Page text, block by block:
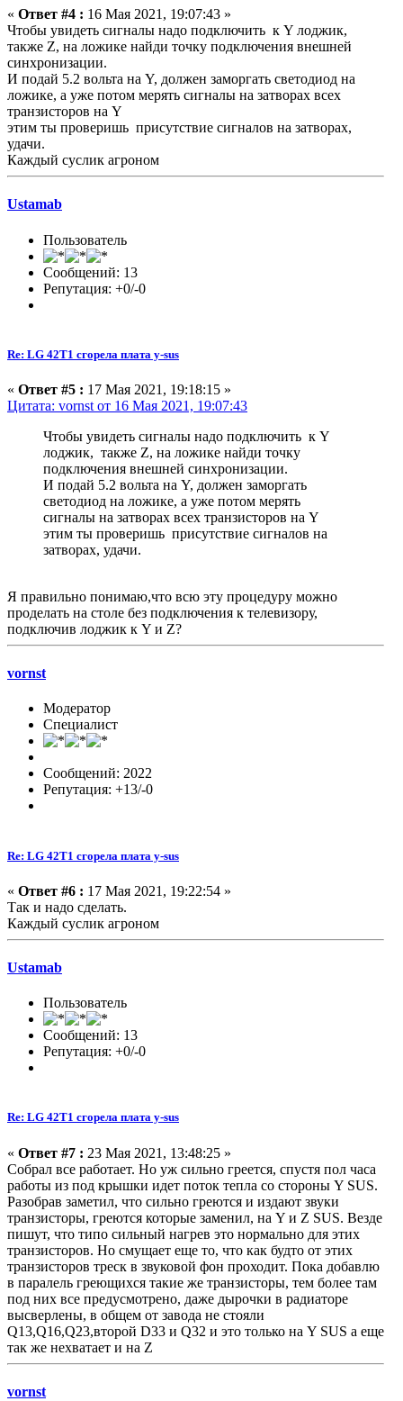
« Ответ #4 : 16 Мая 2021, 19:07:43 »
Чтобы увидеть сигналы надо подключить к Y лоджик,
также Z, на ложике найди точку подключения внешней
синхронизации.
И подай 5.2 вольта на Y, должен заморгать светодиод на
ложике, а уже потом мерять сигналы на затворах всех
транзисторов на Y
этим ты проверишь присутствие сигналов на затворах,
удачи.
Каждый суслик агроном
Ustamab
Пользователь
Сообщений: 13
Репутация: +0/-0
Re: LG 42T1 сгорела плата y-sus
« Ответ #5 : 17 Мая 2021, 19:18:15 »
Цитата: vornst от 16 Мая 2021, 19:07:43
Чтобы увидеть сигналы надо подключить к Y
лоджик, также Z, на ложике найди точку
подключения внешней синхронизации.
И подай 5.2 вольта на Y, должен заморгать
светодиод на ложике, а уже потом мерять
сигналы на затворах всех транзисторов на Y
этим ты проверишь присутствие сигналов на
затворах, удачи.
Я правильно понимаю,что всю эту процедуру можно
проделать на столе без подключения к телевизору,
подключив лоджик к Y и Z?
vornst
Модератор
Специалист
Сообщений: 2022
Репутация: +13/-0
Re: LG 42T1 сгорела плата y-sus
« Ответ #6 : 17 Мая 2021, 19:22:54 »
Так и надо сделать.
Каждый суслик агроном
Ustamab
Пользователь
Сообщений: 13
Репутация: +0/-0
Re: LG 42T1 сгорела плата y-sus
« Ответ #7 : 23 Мая 2021, 13:48:25 »
Собрал все работает. Но уж сильно греется, спустя пол часа
работы из под крышки идет поток тепла со стороны Y SUS.
Разобрав заметил, что сильно греются и издают звуки
транзисторы, греются которые заменил, на Y и Z SUS. Везде
пишут, что типо сильный нагрев это нормально для этих
транзисторов. Но смущает еще то, что как будто от этих
транзисторов треск в звуковой фон проходит. Пока добавлю
в паралель греющихся такие же транзисторы, тем более там
под них все предусмотрено, даже дырочки в радиаторе
высверлены, в общем от завода не стояли
Q13,Q16,Q23,второй D33 и Q32 и это только на Y SUS а еще
так же нехватает и на Z
vornst